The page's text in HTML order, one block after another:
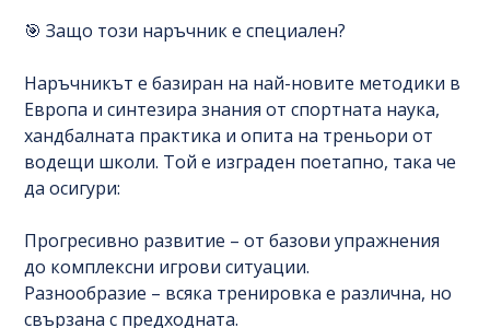
🎯 Защо този наръчник е специален?
Наръчникът е базиран на най-новите методики в
Европа и синтезира знания от спортната наука,
хандбалната практика и опита на треньори от
водещи школи. Той е изграден поетапно, така че
да осигури:
Прогресивно развитие – от базови упражнения
до комплексни игрови ситуации.
Разнообразие – всяка тренировка е различна, но
свързана с предходната.